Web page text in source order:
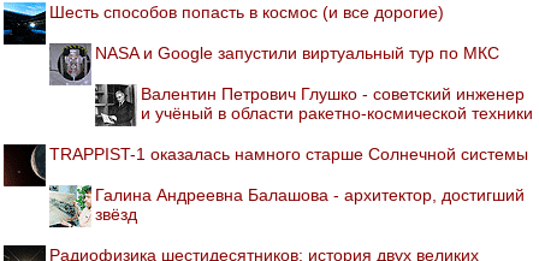
Шесть способов попасть в космос (и все дорогие)
NASA и Google запустили виртуальный тур по МКС
Валентин Петрович Глушко - советский инженер
и учёный в области ракетно-космической техники
TRAPPIST-1 оказалась намного старше Солнечной системы
Галина Андреевна Балашова - архитектор, достигший
звёзд
Радиофизика шестидесятников: история двух великих